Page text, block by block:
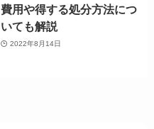
費用や得する処分方法につ
いても解説
2022年8月14日